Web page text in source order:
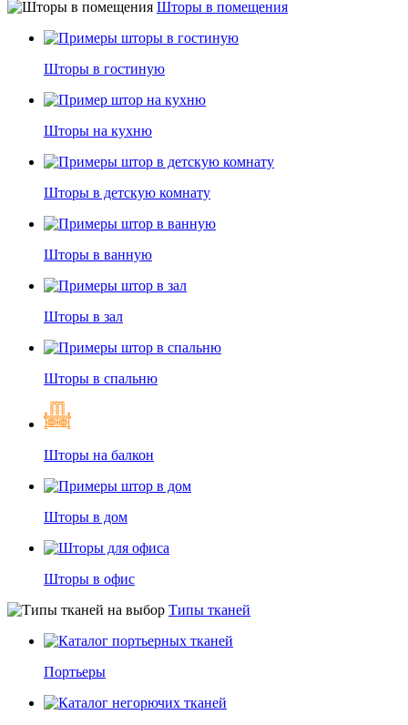
Шторы в помещения
Шторы в гостиную
Шторы на кухню
Шторы в детскую комнату
Шторы в ванную
Шторы в зал
Шторы в спальню
Шторы на балкон
Шторы в дом
Шторы в офис
Типы тканей
Портьеры